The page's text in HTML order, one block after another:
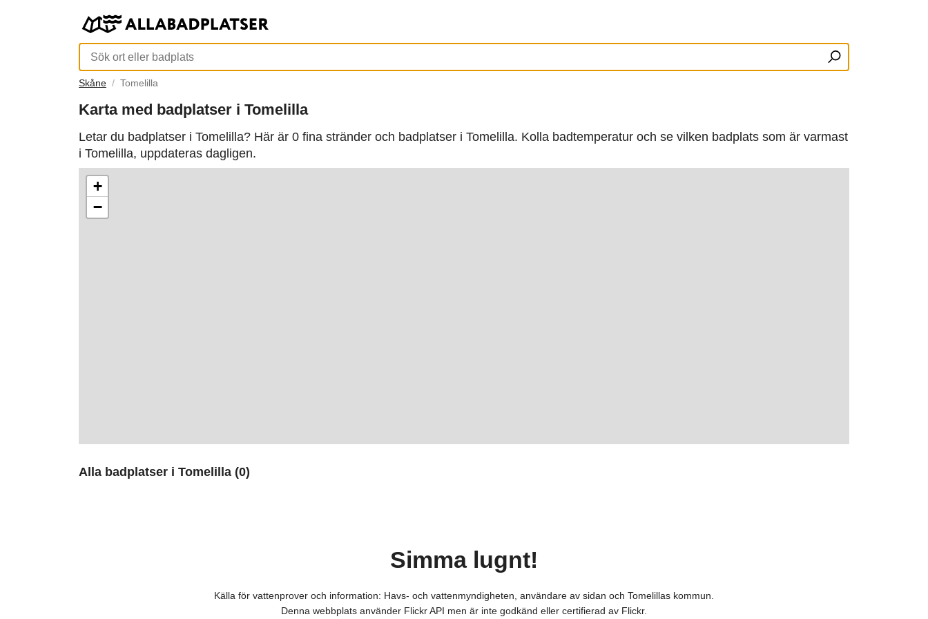
Skåne Tomelilla
Karta med badplatser i Tomelilla
Letar du badplatser i Tomelilla? Här är 0 fina stränder och badplatser i Tomelilla. Kolla badtemperatur och se vilken badplats som är varmast
i Tomelilla, uppdateras dagligen.
+
−
Alla badplatser i Tomelilla (0)
Simma lugnt!
Källa för vattenprover och information: Havs- och vattenmyndigheten, användare av sidan och Tomelillas kommun.
Denna webbplats använder Flickr API men är inte godkänd eller certifierad av Flickr.